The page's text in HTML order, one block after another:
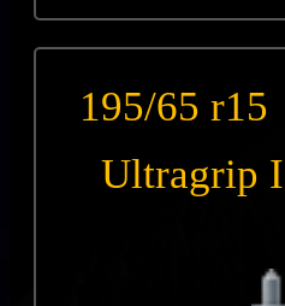
195/65
Ultragrip